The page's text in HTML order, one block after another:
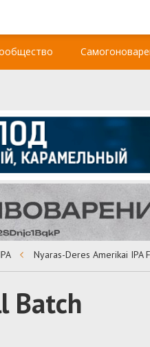
Nyaras-Deres Amerikai IPA
Batch